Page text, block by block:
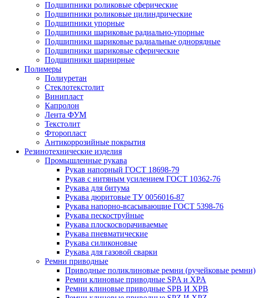
Подшипники роликовые сферические
Подшипники роликовые цилиндрические
Подшипники упорные
Подшипники шариковые радиально-упорные
Подшипники шариковые радиальные однорядные
Подшипники шариковые сферические
Подшипники шарнирные
Полимеры
Полиуретан
Стеклотекстолит
Винипласт
Капролон
Лента ФУМ
Текстолит
Фторопласт
Антикоррозийные покрытия
Резинотехнические изделия
Промышленные рукава
Рукав напорный ГОСТ 18698-79
Рукав с нитяным усилением ГОСТ 10362-76
Рукава для битума
Рукава дюритовые ТУ 0056016-87
Рукава напорно-всасывающие ГОСТ 5398-76
Рукава пескоструйные
Рукава плоскосворачиваемые
Рукава пневматические
Рукава силиконовые
Рукава для газовой сварки
Ремни приводные
Приводные поликлиновые ремни (ручейковые ремни)
Ремни клиновые приводные SPA и XPA
Ремни клиновые приводные SPB И XPB